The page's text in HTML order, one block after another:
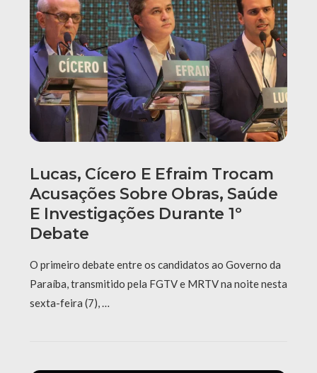
Lucas, Cícero E Efraim Trocam
Acusações Sobre Obras, Saúde
E Investigações Durante 1º
Debate
O primeiro debate entre os candidatos ao Governo da
Paraíba, transmitido pela FGTV e MRTV na noite nesta
sexta-feira (7), …